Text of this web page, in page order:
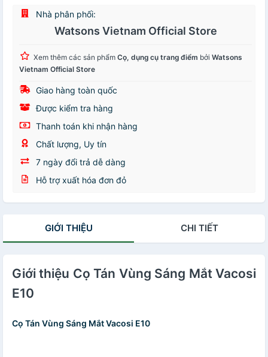
Nhà phân phối:
Watsons Vietnam Official Store
Xem thêm các sản phẩm Cọ, dụng cụ trang điểm bởi Watsons
Vietnam Official Store
Giao hàng toàn quốc
Được kiểm tra hàng
Thanh toán khi nhận hàng
Chất lượng, Uy tín
7 ngày đổi trả dễ dàng
Hỗ trợ xuất hóa đơn đỏ
GIỚI THIỆU CHI TIẾT
Giới thiệu Cọ Tán Vùng Sáng Mắt Vacosi
E10
Cọ Tán Vùng Sáng Mắt Vacosi E10